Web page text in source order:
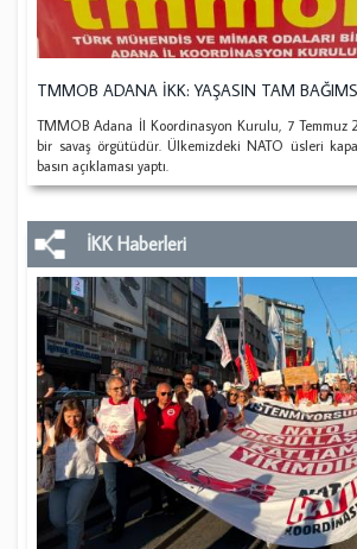
TMMOB ADANA İKK: YAŞASIN TAM
TMMOB Adana İl Koordinasyon Kurulu, 7 Temmuz
bir savaş örgütüdür. Ülkemizdeki NATO üsleri
basın açıklaması yaptı.
İKK Haberleri